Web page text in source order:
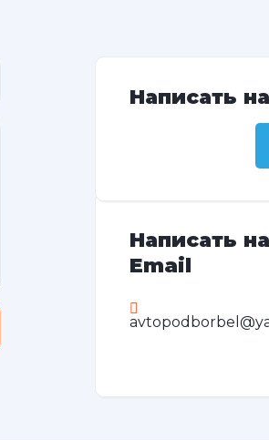
Написать
Написать на
Email